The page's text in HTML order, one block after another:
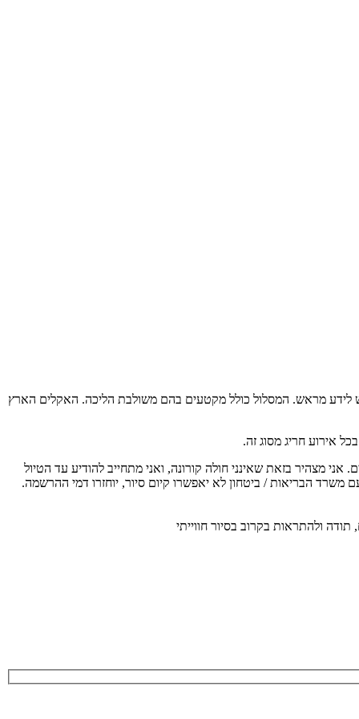
יש לידע מראש. המסלול כולל מקטעים בהם משולבת הליכה. האקלים הארץ
אירוע חריג מסוג זה.
משרד הבריאות על כן כל משתתף מחויב להגיע עם מסכה אישית, לשמור מרחק כנדרש, בקבוצה יהיו לכל היותר 20 משתתפים. אני מצהיר בזאת שאינני חולה קורונה, ואני מתחייב להודיע עד הטיול
משרד הבריאות / ביטחון לא יאפשרו קיום סיור, יוחזרו דמי ההרשמה.
ולהתראות בקרוב בסיור חווייתי